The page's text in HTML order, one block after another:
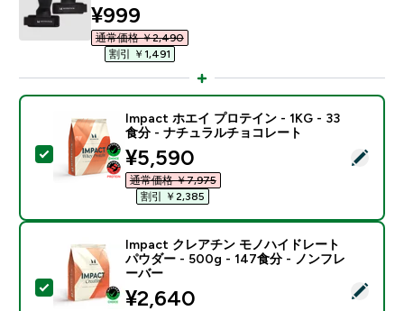
discounted price
¥999‎
通常価格 ￥2,490‎
割引 ￥1,491‎
この商品を選択 - Impact ホエイ プロテイン - 1KG -
Impact ホエイ プロテイン - 1KG - 33
食分 - ナチュラルチョコレート
discounted price
¥5,590‎
通常価格 ￥7,975‎
割引 ￥2,385‎
この商品を選択 - Impact クレアチン モノハイドレ
Impact クレアチン モノハイドレート
パウダー - 500g - 147食分 - ノンフレ
ーバー
discounted price
¥2,640‎